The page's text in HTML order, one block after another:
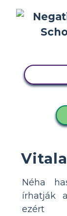
Néha
írhatják
ezért